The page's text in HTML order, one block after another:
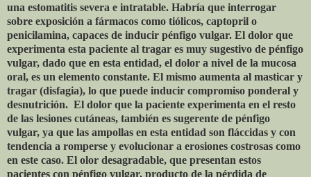
una estomatitis severa e intratable. Habría que interrogar
sobre exposición a fármacos como tiólicos, captopril o
penicilamina, capaces de inducir pénfigo vulgar. El dolor que
experimenta esta paciente al tragar es muy sugestivo de pénfigo
vulgar, dado que en esta entidad, el dolor a nivel de la mucosa
oral, es un elemento constante. El mismo aumenta al masticar y
tragar (disfagia), lo que puede inducir compromiso ponderal y
desnutrición. El dolor que la paciente experimenta en el resto
de las lesiones cutáneas, también es sugerente de pénfigo
vulgar, ya que las ampollas en esta entidad son fláccidas y con
tendencia a romperse y evolucionar a erosiones costrosas como
en este caso. El olor desagradable, que presentan estos
pacientes con pénfigo vulgar, producto de la pérdida de